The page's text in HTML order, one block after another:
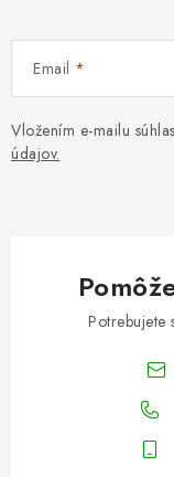
Email
Vložením e-mailu
údajov.
Potrebujete